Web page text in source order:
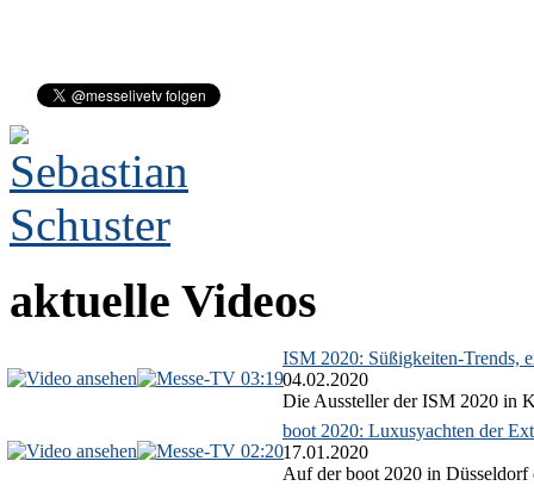
aktuelle Videos
03:19
ISM 2020: Süßigkeiten-Trends,
04.02.2020
Die Aussteller der ISM 2020 in
02:20
boot 2020: Luxusyachten der
17.01.2020
Auf der boot 2020 in Düsseldorf